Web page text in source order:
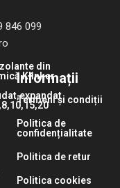
846 099
din
Klinker
Informații
Termeni și condiții
Politica de
confidențialitate
Politica de retur
Politica cookies